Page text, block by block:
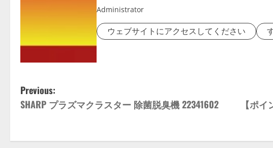
Administrator
ウェブサイトにアクセスしてください
P
o
s
Previous:
SHARP プラズマクラスター 除菌脱臭機 22341602
【ポ